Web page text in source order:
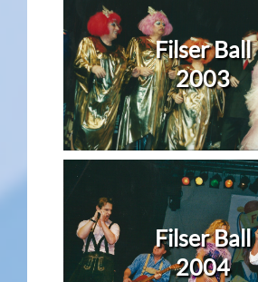
Filser Ball
2003
Filser Ball
2004